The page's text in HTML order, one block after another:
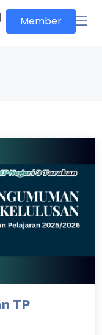
Member
TP